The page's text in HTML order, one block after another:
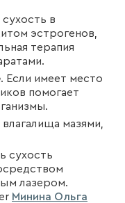
сухость в
эстрогенов,
терапия
. Если имеет место
помогает
мазями,
сухость
лазером.
Минина Ольга